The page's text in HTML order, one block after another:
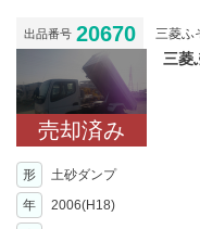
出品番号 20670 三菱ふ
売却済み
三菱
形 土砂ダンプ
年
2006(H18)